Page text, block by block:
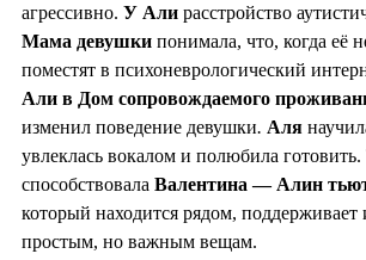
агрессивно. У Али расстройство
Мама девушки понимала, что, когда её
поместят в психоневрологический
Али в Дом сопровождаемого
изменил поведение девушки. Аля
увлеклась вокалом и полюбила
способствовала Валентина — Алин
который находится рядом,
простым, но важным вещам.